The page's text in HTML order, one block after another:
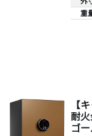
重
【
耐
ゴ